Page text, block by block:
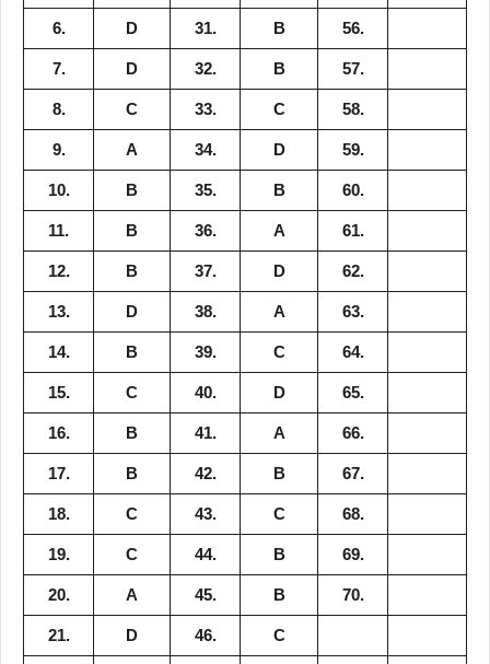
6. D 31. B 56.
7. D 32. B 57.
8. C 33. C 58.
9. A 34. D 59.
10. B 35. B 60.
11. B 36. A 61.
12. B 37. D 62.
13. D 38. A 63.
14. B 39. C 64.
15. C 40. D 65.
16. B 41. A 66.
17. B 42. B 67.
18. C 43. C 68.
19. C 44. B 69.
20. A 45. B 70.
21. D 46. C